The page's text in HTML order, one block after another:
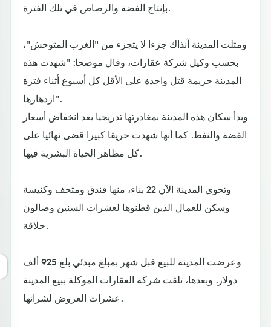
بإنتاج الفضة والرصاص في تلك الفترة.
ومثلت المدينة آنذاك جزءا لا يتجزء من "الغرب المتوحش"،
بحسب وكيل شركة عقارات، وقال موضحا: "شهدت هذه
المدينة جريمة قتل واحدة على الأقل كل أسبوع أثناء فترة
ازدهارها".
وبدأ سكان هذه المدينة بمغادرتها تدريجيا بعد انخفاض أسعار
الفضة والنفط. كما أنها شهدت حريقا كبيرا قضى نهائيا على
كل مظاهر الحياة البشرية فيها.
وتحوي المدينة الآن 22 بناء، منها فندق ومتحف وكنيسة
وسكن للعمال الذين قطنوها لعشرات السنين وصالون
حلاقة.
وعرضت المدينة للبيع قبل شهر بمبلغ مبدئي بلغ 925 ألف
دولار. وبعدها، تلقت شركة العقارات الموكلة ببيع المدينة
عشرات العروض لشرائها.